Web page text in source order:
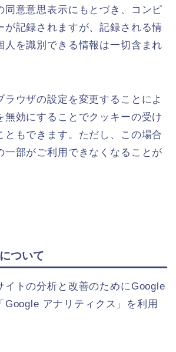
同意意思表示にもとづき、コンピ
が記録されますが、記録される情
人を識別できる情報は一切含まれ
ラウザの設定を変更することによ
無効にすることでクッキーの受け
ともできます。ただし、この場合
一部がご利用できなくなることが
ついて
イトの分析と改善のためにGoogle
Google アナリティクス」を利用